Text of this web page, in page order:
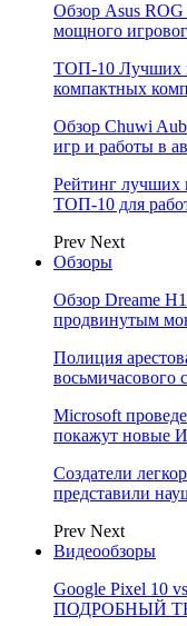
Обзор Asus ROG
мощного
ТОП-10 Лучших
компактных
Обзор Chuwi
игр и работы в
Рейтинг лучших
ТОП-10 для
Prev Next
Обзоры
Обзор Dreame
продвинутым
Полиция
восьмичасового
Microsoft
покажут новые
Создатели
представили
Prev Next
Видеообзоры
Google Pixel 10
ПОДРОБНЫЙ